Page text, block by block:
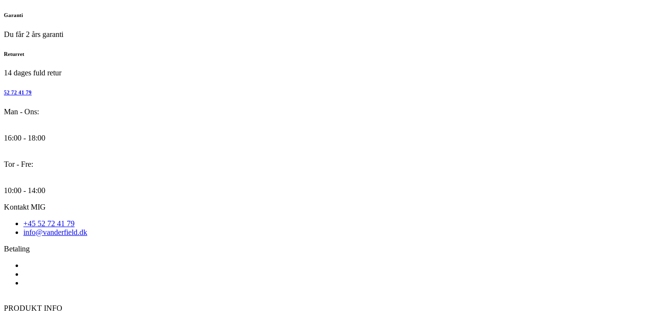
varianter.
Mulighederne
varesiden
Garanti
Du får 2 års garanti
Returret
14 dages fuld retur
52 72 41 79
Man - Ons:
16:00 - 18:00
Tor - Fre:
10:00 - 14:00
Kontakt MIG
+45 52 72 41 79
info@vanderfield.dk
Betaling
PRODUKT INFO